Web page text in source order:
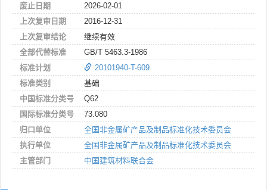
废止日期
2026-02-01
上次复审日期
2016-12-31
上次复审结论
继续有效
全部代替标准
GB/T 5463.3-1986
标准计划
20101940-T-609
标准类别
基础
中国标准分类号
Q62
国际标准分类号
73.080
归口单位
全国非金属矿产品及制品标准化技术委员会
执行单位
全国非金属矿产品及制品标准化技术委员会
主管部门
中国建筑材料联合会